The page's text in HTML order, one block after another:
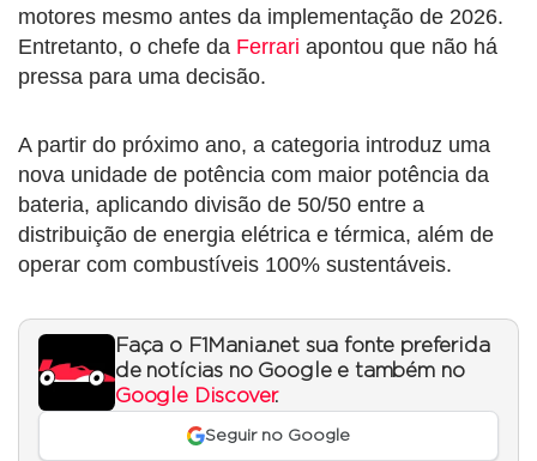
motores mesmo antes da implementação de 2026.
Entretanto, o chefe da Ferrari apontou que não há
pressa para uma decisão.
A partir do próximo ano, a categoria introduz uma
nova unidade de potência com maior potência da
bateria, aplicando divisão de 50/50 entre a
distribuição de energia elétrica e térmica, além de
operar com combustíveis 100% sustentáveis.
Faça o F1Mania.net sua fonte preferida
de notícias no Google e também no
Google Discover.
Seguir no Google